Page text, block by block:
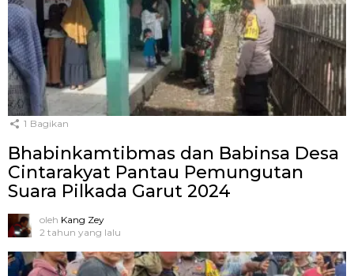
1 Bagikan
Bhabinkamtibmas dan Babinsa Desa
Cintarakyat Pantau Pemungutan
Suara Pilkada Garut 2024
oleh Kang Zey
2 tahun yang lalu